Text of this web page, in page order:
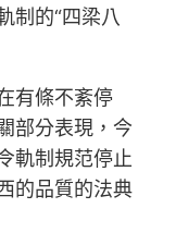
制的“四梁八
有條不紊停
部分表現，今
軌制規范停止
的品質的法典